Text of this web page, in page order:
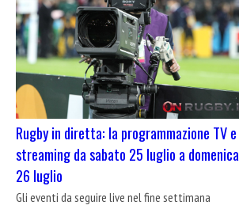
Rugby in diretta: la programmazione TV e
streaming da sabato 25 luglio a domenica
26 luglio
Gli eventi da seguire live nel fine settimana